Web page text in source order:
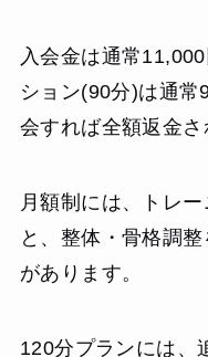
入会金は通常
ション(90分)は通常
会すれば全額返金さ
月額制には、トレ
と、整体・骨格調
があります。
120分プランには、